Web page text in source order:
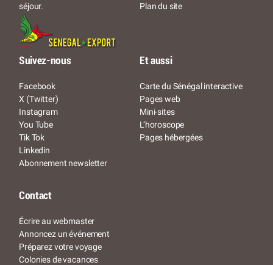
séjour.
Plan du site
Suivez-nous
Facebook
X (Twitter)
Instagram
You Tube
Tik Tok
Linkedin
Abonnement newsletter
Et aussi
Carte du Sénégal interactive
Pages web
Mini-sites
L’horoscope
Pages hébergées
Contact
Écrire au webmaster
Annoncez un événement
Préparez votre voyage
Colonies de vacances